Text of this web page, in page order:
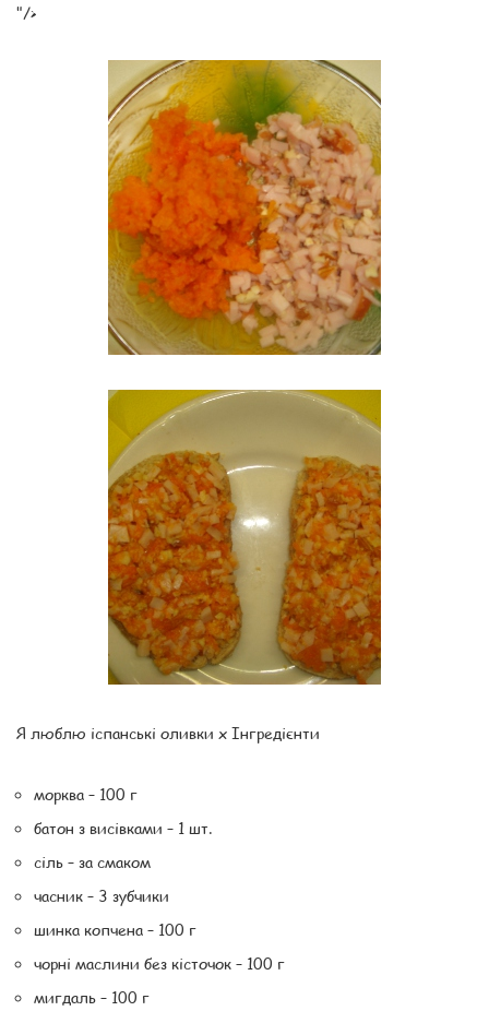
"/>
Я люблю іспанські оливки x Інгредієнти
морква – 100 г
батон з висівками – 1 шт.
сіль – за смаком
часник – 3 зубчики
шинка копчена – 100 г
чорні маслини без кісточок – 100 г
мигдаль – 100 г